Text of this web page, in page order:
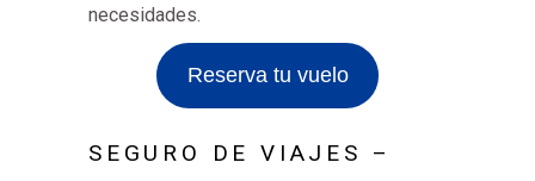
necesidades.
Reserva tu vuelo
SEGURO DE VIAJES –